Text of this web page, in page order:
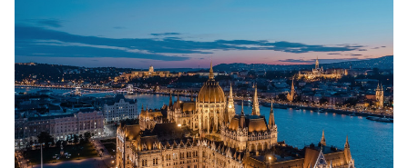
Budapest offre una vasta gamma di programmi divertenti
e luoghi interessanti per tutti!